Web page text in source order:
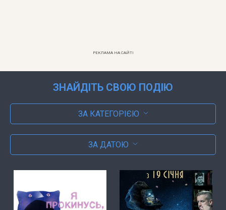
РЕКЛАМА НА САЙТІ
ЗНАЙДІТЬ СВОЮ ПОДІЮ
ЗА КАТЕГОРІЄЮ
ЗА ДАТОЮ